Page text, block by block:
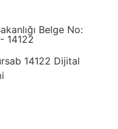
Belge No:
14122